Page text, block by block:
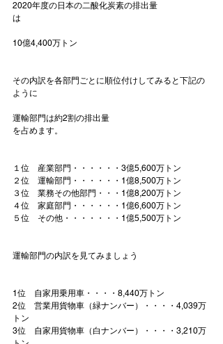
2020年度の日本の二酸化炭素の排出量
10億4,400万トン
その内訳を各部門ごとに順位付けしてみると下記の
運輸部門は約2割の排出量
を占めます。
１位　産業部門・・・・・・3億5,600万トン
２位 運輸部門・・・・・・1億8,500万トン
３位　業務その他部門・・・1億8,200万トン
４位　家庭部門・・・・・・1億6,600万トン
５位　その他・・・・・・・1億5,500万トン
運輸部門の内訳を見てみましょう
1位 自家用乗用車・・・・8,440万トン
2位 営業用貨物車（緑ナンバー）・・・・4,039万
トン
3位 自家用貨物車（白ナンバー）・・・・3,210万